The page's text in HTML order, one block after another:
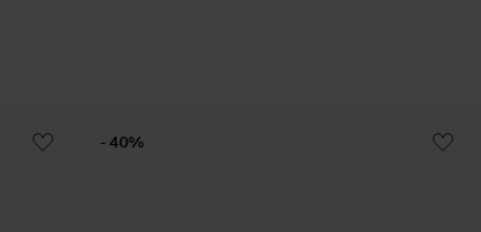
- 40%